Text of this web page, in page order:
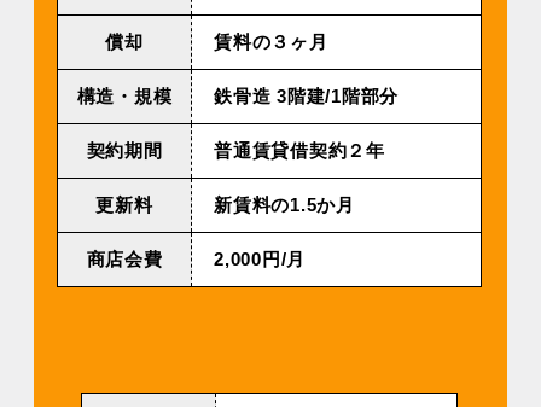
償却 賃料の３ヶ月
構造・規模 鉄⾻造 3階建/1階部分
契約期間 普通賃貸借契約２年
更新料 新賃料の1.5か月
商店会費 2,000円/月